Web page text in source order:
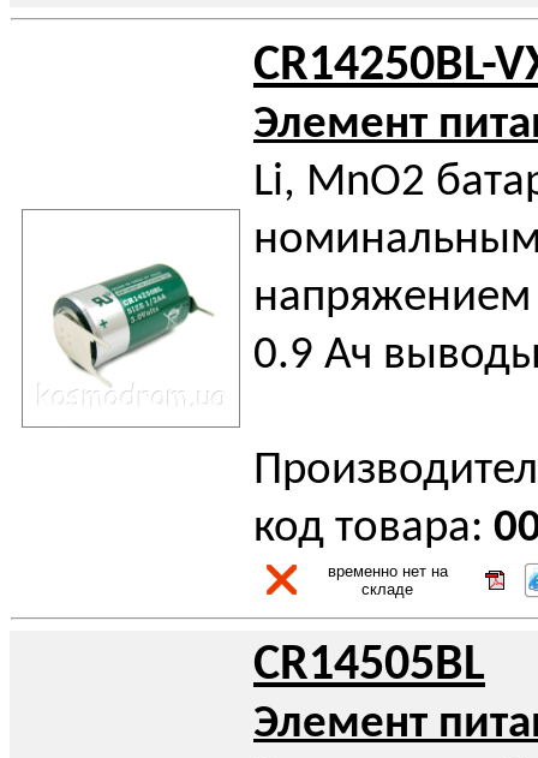
CR14250BL-
Элемент
Li, MnO2
0.9 Ач
код товара:
временно нет на
складе
CR14505BL
Элемент